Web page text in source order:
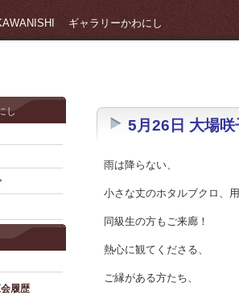
ギャラリーかわにし
し
履歴
5月26日 大場
雨は降らない、
小さな丈のホタルブクロ、
同級生の方もご来廊！
熱心に観てくださる、
ご縁がある方たち、